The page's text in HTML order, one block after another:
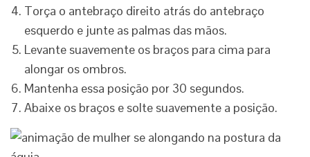
Torça o antebraço direito atrás do antebraço
esquerdo e junte as palmas das mãos.
Levante suavemente os braços para cima para
alongar os ombros.
Mantenha essa posição por 30 segundos.
Abaixe os braços e solte suavemente a posição.